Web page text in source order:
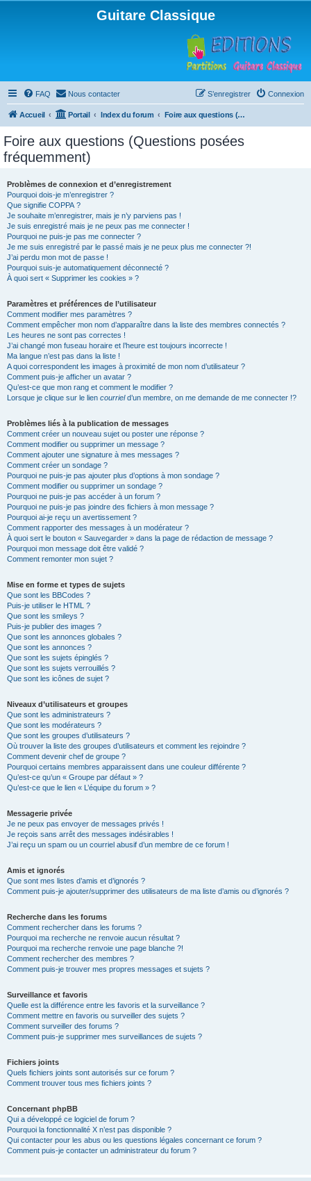
Guitare Classique
FAQ Nous contacter Connexion
S’enregistrer
Accueil Portail Index du forum Foire aux questions (Questions posées fréquemment)
Foire aux questions (Questions posées
fréquemment)
Problèmes de connexion et d’enregistrement
Pourquoi dois-je m’enregistrer ?
Que signifie COPPA ?
Je souhaite m’enregistrer, mais je n’y parviens pas !
Je suis enregistré mais je ne peux pas me connecter !
Pourquoi ne puis-je pas me connecter ?
Je me suis enregistré par le passé mais je ne peux plus me connecter ?!
J’ai perdu mon mot de passe !
Pourquoi suis-je automatiquement déconnecté ?
À quoi sert « Supprimer les cookies » ?
Paramètres et préférences de l’utilisateur
Comment modifier mes paramètres ?
Comment empêcher mon nom d’apparaître dans la liste des membres connectés ?
Les heures ne sont pas correctes !
J’ai changé mon fuseau horaire et l’heure est toujours incorrecte !
Ma langue n’est pas dans la liste !
A quoi correspondent les images à proximité de mon nom d’utilisateur ?
Comment puis-je afficher un avatar ?
Qu’est-ce que mon rang et comment le modifier ?
Lorsque je clique sur le lien courrield’un membre, on me demande de me connecter !?
Problèmes liés à la publication de messages
Comment créer un nouveau sujet ou poster une réponse ?
Comment modifier ou supprimer un message ?
Comment ajouter une signature à mes messages ?
Comment créer un sondage ?
Pourquoi ne puis-je pas ajouter plus d’options à mon sondage ?
Comment modifier ou supprimer un sondage ?
Pourquoi ne puis-je pas accéder à un forum ?
Pourquoi ne puis-je pas joindre des fichiers à mon message ?
Pourquoi ai-je reçu un avertissement ?
Comment rapporter des messages à un modérateur ?
À quoi sert le bouton « Sauvegarder » dans la page de rédaction de message ?
Pourquoi mon message doit être validé ?
Comment remonter mon sujet ?
Mise en forme et types de sujets
Que sont les BBCodes ?
Puis-je utiliser le HTML ?
Que sont les smileys ?
Puis-je publier des images ?
Que sont les annonces globales ?
Que sont les annonces ?
Que sont les sujets épinglés ?
Que sont les sujets verrouillés ?
Que sont les icônes de sujet ?
Niveaux d’utilisateurs et groupes
Que sont les administrateurs ?
Que sont les modérateurs ?
Que sont les groupes d’utilisateurs ?
Où trouver la liste des groupes d’utilisateurs et comment les rejoindre ?
Comment devenir chef de groupe ?
Pourquoi certains membres apparaissent dans une couleur différente ?
Qu’est-ce qu’un « Groupe par défaut » ?
Qu’est-ce que le lien « L’équipe du forum » ?
Messagerie privée
Je ne peux pas envoyer de messages privés !
Je reçois sans arrêt des messages indésirables !
J’ai reçu un spam ou un courriel abusif d’un membre de ce forum !
Amis et ignorés
Que sont mes listes d’amis et d’ignorés ?
Comment puis-je ajouter/supprimer des utilisateurs de ma liste d’amis ou d’ignorés ?
Recherche dans les forums
Comment rechercher dans les forums ?
Pourquoi ma recherche ne renvoie aucun résultat ?
Pourquoi ma recherche renvoie une page blanche ?!
Comment rechercher des membres ?
Comment puis-je trouver mes propres messages et sujets ?
Surveillance et favoris
Quelle est la différence entre les favoris et la surveillance ?
Comment mettre en favoris ou surveiller des sujets ?
Comment surveiller des forums ?
Comment puis-je supprimer mes surveillances de sujets ?
Fichiers joints
Quels fichiers joints sont autorisés sur ce forum ?
Comment trouver tous mes fichiers joints ?
Concernant phpBB
Qui a développé ce logiciel de forum ?
Pourquoi la fonctionnalité X n’est pas disponible ?
Qui contacter pour les abus ou les questions légales concernant ce forum ?
Comment puis-je contacter un administrateur du forum ?